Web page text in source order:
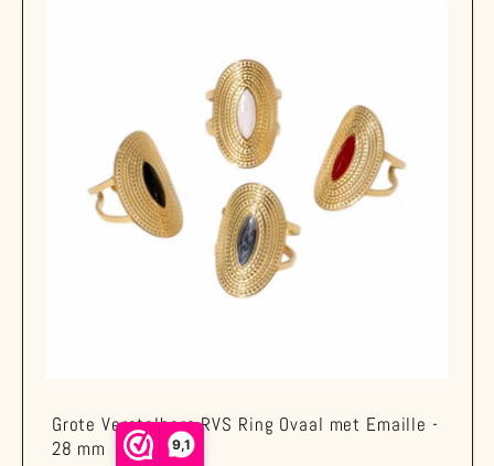
9,1
Grote Verstelbare RVS Ring Ovaal met Emaille -
28 mm